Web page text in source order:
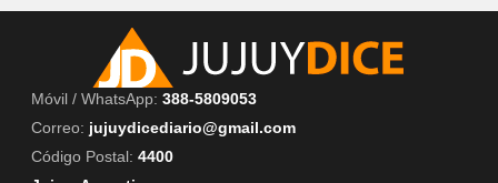
Móvil / WhatsApp: 388-5809053
Correo: jujuydicediario@gmail.com
Código Postal: 4400